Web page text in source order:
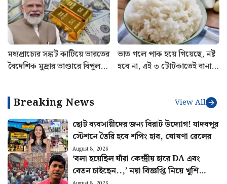
মধ্যপ্রাচ্যের সঙ্কট কাটিয়ে ভারতের
বৈদেশিক মুদ্রার ভাণ্ডারে বিপুল
ভাত গলে পাক হয়ে গিয়েছে, নষ্ট
হবে না, এই ৩ টোটকাতেই বানান
Breaking News View All
ছোট ব্যবসায়ীদের জন্য বিরাট উদ্যোগ! যাদবপুর
স্টেশনে তৈরি হবে শপিং হাব, ঘোষণা রেলের
August 8, 2026
‘বলা হয়েছিল যাঁরা কেন্দ্রীয় হারে DA এবং
বেতন চাইছেন..,’ নয়া বিজ্ঞপ্তি নিয়ে খুশি